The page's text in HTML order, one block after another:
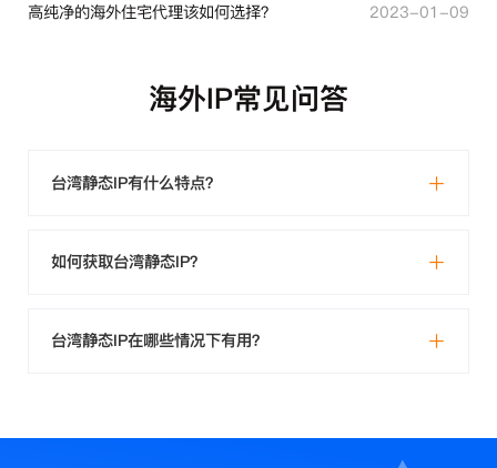
高纯净的海外住宅代理该如何选择？
2023-01-09
海外IP常见问答
台湾静态IP有什么特点？
如何获取台湾静态IP？
台湾静态IP在哪些情况下有用？